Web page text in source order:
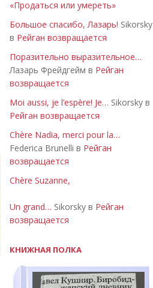
«Продаться или умереть»
Большое спасибо, Лазарь! Sikorsky
в Рейган возвращается
Поразительно выразительное…
Лазарь Фрейдгейм в Рейган
возвращается
Moi aussi, je l’espère! Je… Sikorsky в
Рейган возвращается
Chère Nadia, merci pour la…
Federica Brunelli в Рейган
возвращается
Chère Suzanne,
Un grand… Sikorsky в Рейган
возвращается
КНИЖНАЯ ПОЛКА